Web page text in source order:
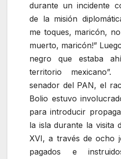
durante un incidente
de la misión
me toques, maricón, no
muerto, maricón!
negro que estaba
territorio mexicano .
senador del PAN, el
Bolio estuvo
para introducir
la isla durante la visita
XVI, a través de ocho
pagados e